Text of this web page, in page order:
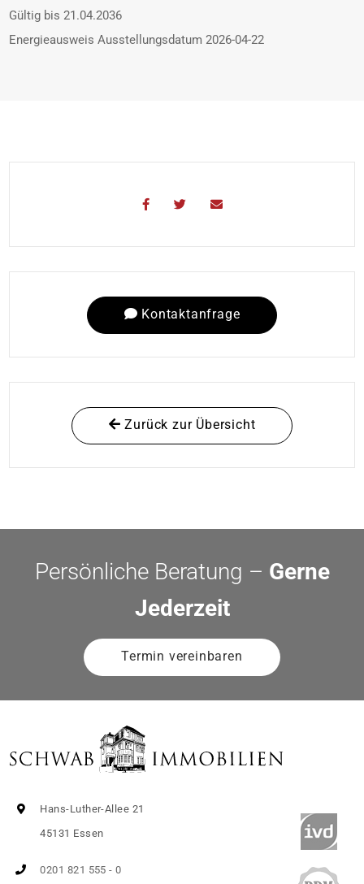
Gültig bis 21.04.2036
Energieausweis Ausstellungsdatum 2026-04-22
Kontaktanfrage
Zurück zur Übersicht
Persönliche Beratung – Gerne
Jederzeit
Termin vereinbaren
Hans-Luther-Allee 21
45131 Essen
0201 821 555 - 0